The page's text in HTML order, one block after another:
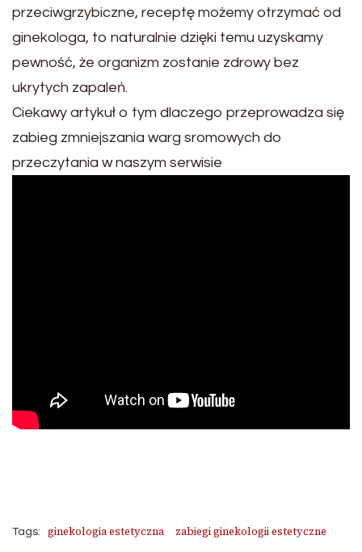
przeciwgrzybiczne, receptę możemy otrzymać od
ginekologa, to naturalnie dzięki temu uzyskamy
pewność, że organizm zostanie zdrowy bez
ukrytych zapaleń.
Ciekawy artykuł o tym dlaczego przeprowadza się
zabieg zmniejszania warg sromowych do
przeczytania w naszym serwisie
Tags: ginekologia estetyczna zabiegi ginekologii estetyczne